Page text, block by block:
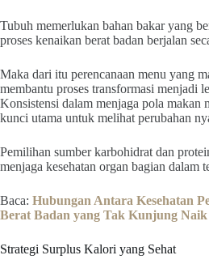
Tubuh memerlukan bahan bakar yang
proses kenaikan berat badan berjalan
Maka dari itu perencanaan menu yang
membantu proses transformasi menjadi
Konsistensi dalam menjaga pola makan
kunci utama untuk melihat perubahan
Pemilihan sumber karbohidrat dan
menjaga kesehatan organ bagian dalam
Baca: Hubungan Antara Kesehatan
Berat Badan yang Tak Kunjung Naik
Strategi Surplus Kalori yang Sehat